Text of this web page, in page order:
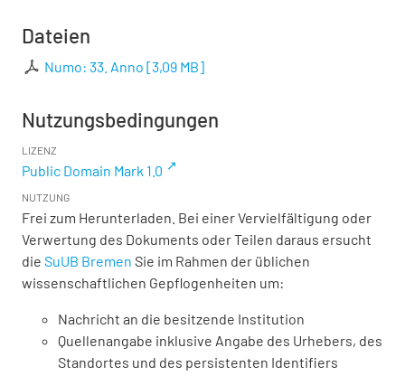
Dateien
Numo: 33. Anno [3,09 MB]
Nutzungsbedingungen
LIZENZ
Public Domain Mark 1.0
NUTZUNG
Frei zum Herunterladen. Bei einer Vervielfältigung oder
Verwertung des Dokuments oder Teilen daraus ersucht
die SuUB Bremen Sie im Rahmen der üblichen
wissenschaftlichen Gepflogenheiten um:
Nachricht an die besitzende Institution
Quellenangabe inklusive Angabe des Urhebers, des
Standortes und des persistenten Identifiers